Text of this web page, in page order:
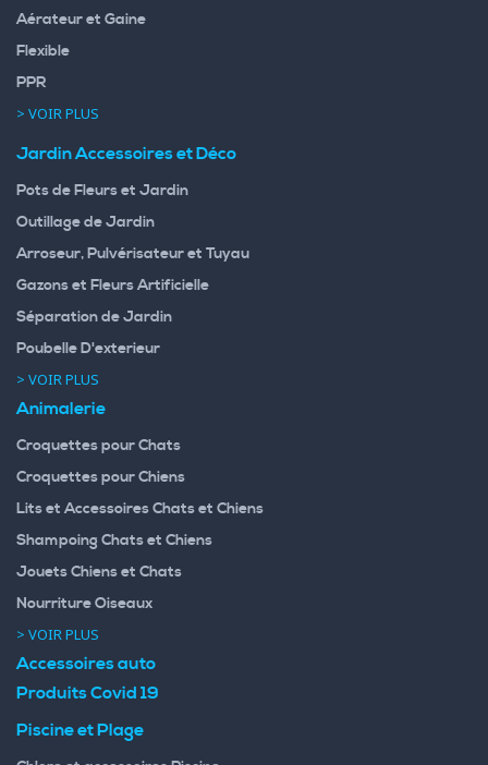
Aérateur et Gaine
Flexible
PPR
> VOIR PLUS
Jardin Accessoires et Déco
Pots de Fleurs et Jardin
Outillage de Jardin
Arroseur, Pulvérisateur et Tuyau
Gazons et Fleurs Artificielle
Séparation de Jardin
Poubelle D'exterieur
> VOIR PLUS
Animalerie
Croquettes pour Chats
Croquettes pour Chiens
Lits et Accessoires Chats et Chiens
Shampoing Chats et Chiens
Jouets Chiens et Chats
Nourriture Oiseaux
> VOIR PLUS
Accessoires auto
Produits Covid 19
Piscine et Plage